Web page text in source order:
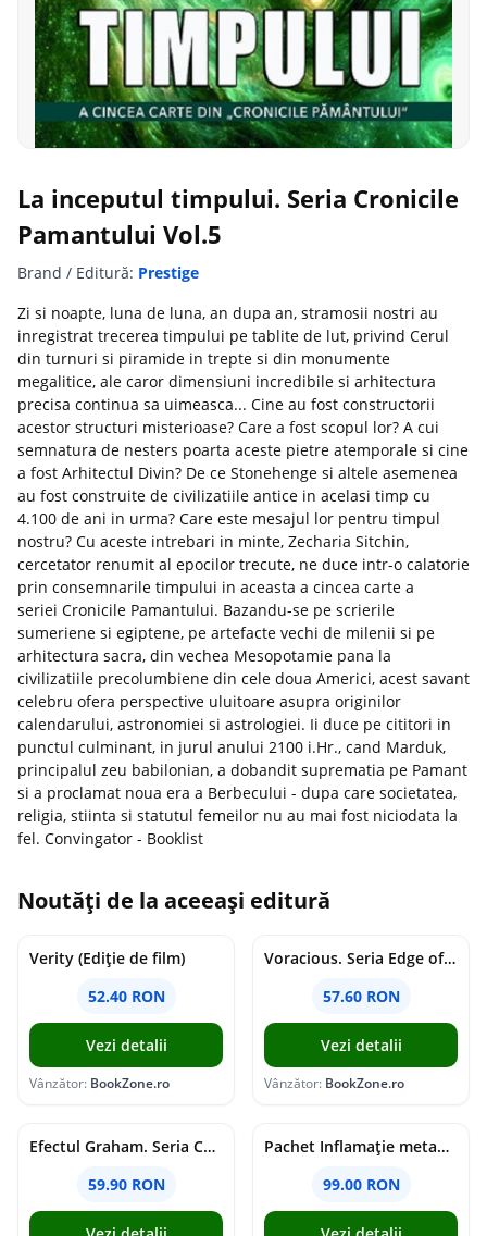
La inceputul timpului. Seria Cronicile
Pamantului Vol.5
Brand / Editură: Prestige
Zi si noapte, luna de luna, an dupa an, stramosii nostri au
inregistrat trecerea timpului pe tablite de lut, privind Cerul
din turnuri si piramide in trepte si din monumente
megalitice, ale caror dimensiuni incredibile si arhitectura
precisa continua sa uimeasca... Cine au fost constructorii
acestor structuri misterioase? Care a fost scopul lor? A cui
semnatura de nesters poarta aceste pietre atemporale si cine
a fost Arhitectul Divin? De ce Stonehenge si altele asemenea
au fost construite de civilizatiile antice in acelasi timp cu
4.100 de ani in urma? Care este mesajul lor pentru timpul
nostru? Cu aceste intrebari in minte, Zecharia Sitchin,
cercetator renumit al epocilor trecute, ne duce intr-o calatorie
prin consemnarile timpului in aceasta a cincea carte a
seriei Cronicile Pamantului. Bazandu-se pe scrierile
sumeriene si egiptene, pe artefacte vechi de milenii si pe
arhitectura sacra, din vechea Mesopotamie pana la
civilizatiile precolumbiene din cele doua Americi, acest savant
celebru ofera perspective uluitoare asupra originilor
calendarului, astronomiei si astrologiei. Ii duce pe cititori in
punctul culminant, in jurul anului 2100 i.Hr., cand Marduk,
principalul zeu babilonian, a dobandit suprematia pe Pamant
si a proclamat noua era a Berbecului - dupa care societatea,
religia, stiinta si statutul femeilor nu au mai fost niciodata la
fel. Convingator - Booklist
Noutăți de la aceeași editură
Verity (Ediție de film)
52.40 RON
Vezi detalii
Vânzător: BookZone.ro
Voracious. Seria Edge of Darkness Vol.2
57.60 RON
Vezi detalii
Vânzător: BookZone.ro
Efectul Graham. Seria Campus Diaries Vol.1
59.90 RON
Pachet Inflamație metabolism și creier
99.00 RON